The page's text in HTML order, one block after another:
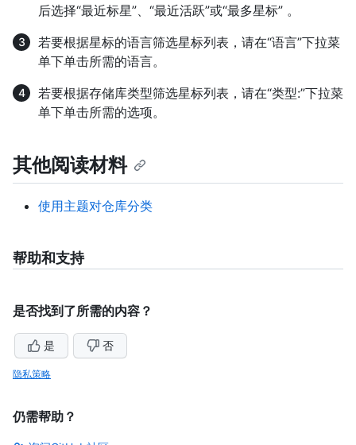
后选择“最近标星”、“最近活跃”或“最多星标” 。
若要根据星标的语言筛选星标列表，请在“语言”下拉菜
单下单击所需的语言。
若要根据存储库类型筛选星标列表，请在“类型:”下拉菜
单下单击所需的选项。
其他阅读材料
使用主题对仓库分类
帮助和支持
是否找到了所需的内容？
是 否
隐私策略
仍需帮助？